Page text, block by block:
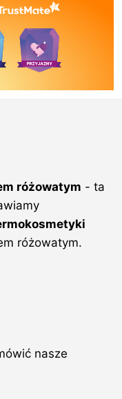
różowatym - ta
różowatym.
nasze